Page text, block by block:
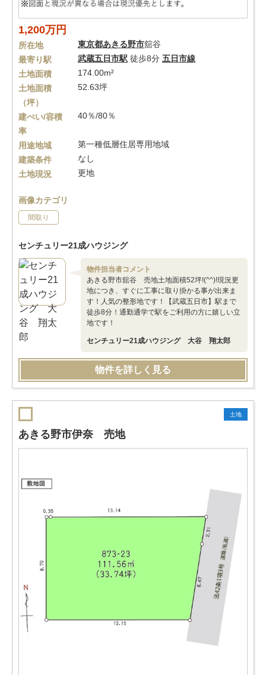
1,200万円
所在地 東京都あきる野市舘谷
最寄り駅
武蔵五日市駅 徒歩8分 五日市線
土地面積
174.00m²
土地面積
（坪）
52.63坪
建ぺい/容積
率
40％/80％
用途地域
第一種低層住居専用地域
建築条件
なし
土地現況
更地
画像カテゴリ
間取り
センチュリー21成ハウジング
物件担当者コメント
あきる野市舘谷 売地土地面積52坪!(^^)!現況更
地につき、すぐに工事に取り掛かる事が出来ま
す！人気の整形地です！【武蔵五日市】駅まで
徒歩8分！通勤通学で駅をご利用の方に嬉しい立
地です！
センチュリー21成ハウジング 大谷 翔太郎
物件を詳しく見る
土地
あきる野市伊奈 売地